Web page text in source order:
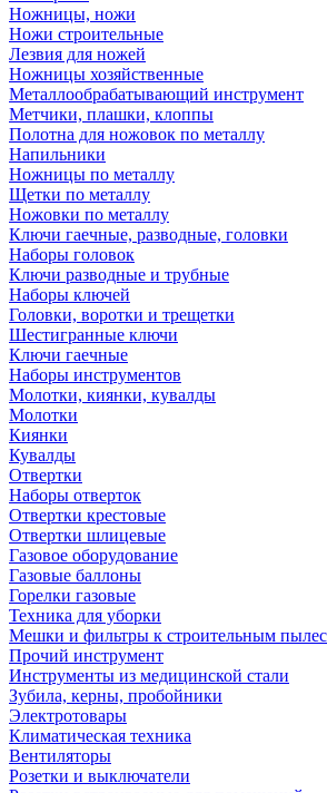
Ножницы, ножи
Ножи строительные
Лезвия для ножей
Ножницы хозяйственные
Металлообрабатывающий инструмент
Метчики, плашки, клоппы
Полотна для ножовок по металлу
Напильники
Ножницы по металлу
Щетки по металлу
Ножовки по металлу
Ключи гаечные, разводные, головки
Наборы головок
Ключи разводные и трубные
Наборы ключей
Головки, воротки и трещетки
Шестигранные ключи
Ключи гаечные
Наборы инструментов
Молотки, киянки, кувалды
Молотки
Киянки
Кувалды
Отвертки
Наборы отверток
Отвертки крестовые
Отвертки шлицевые
Газовое оборудование
Газовые баллоны
Горелки газовые
Техника для уборки
Мешки и фильтры к строительным
Прочий инструмент
Инструменты из медицинской стали
Зубила, керны, пробойники
Электротовары
Климатическая техника
Вентиляторы
Розетки и выключатели